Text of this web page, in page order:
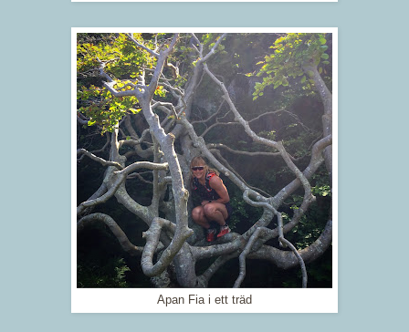
Apan Fia i ett träd